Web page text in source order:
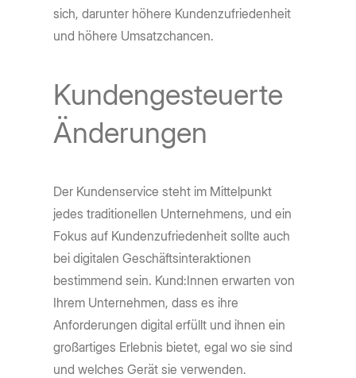
sich, darunter höhere Kundenzufriedenheit
und höhere Umsatzchancen.
Kundengesteuerte
Änderungen
Der Kundenservice steht im Mittelpunkt
jedes traditionellen Unternehmens, und ein
Fokus auf Kundenzufriedenheit sollte auch
bei digitalen Geschäftsinteraktionen
bestimmend sein. Kund:Innen erwarten von
Ihrem Unternehmen, dass es ihre
Anforderungen digital erfüllt und ihnen ein
großartiges Erlebnis bietet, egal wo sie sind
und welches Gerät sie verwenden.